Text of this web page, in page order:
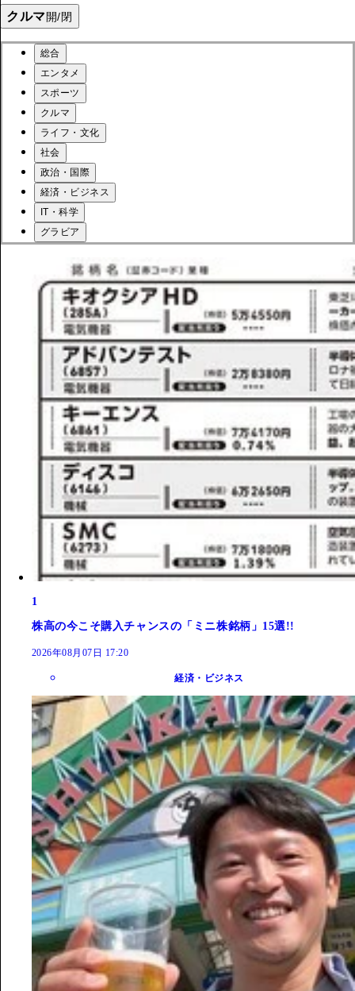
クルマ開/閉
総合
エンタメ
スポーツ
クルマ
ライフ・文化
社会
政治・国際
経済・ビジネス
IT・科学
グラビア
1
株高の今こそ購入チャンスの「ミニ株銘柄」15選!!
2026年08月07日 17:20
経済・ビジネス